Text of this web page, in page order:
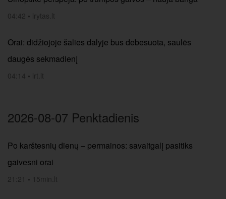
04:42 • lrytas.lt
Orai: didžiojoje šalies dalyje bus debesuota, saulės
daugės sekmadienį
04:14 • lrt.lt
2026-08-07 Penktadienis
Po karštesnių dienų – permainos: savaitgalį pasitiks
gaivesni orai
21:21 • 15min.lt